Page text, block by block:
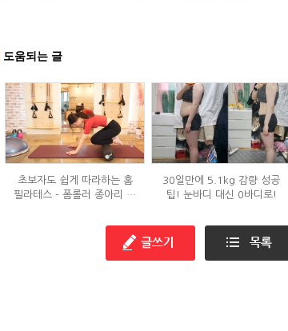
도움되는 글
초보자도 쉽게 따라하는 홈
필라테스 - 폼롤러 종아리 알
30일만에 5.1kg 감량 성공
팁! 눈바디 대신 0바디로!